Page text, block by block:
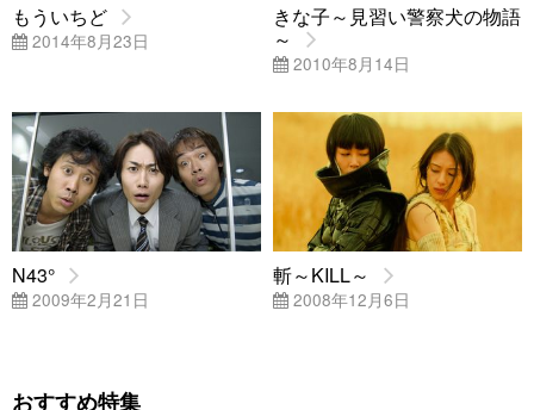
もういちど
2014年8月23日
きな子～見習い警察犬の物語
～
2010年8月14日
N43°
2009年2月21日
斬～KILL～
2008年12月6日
おすすめ特集